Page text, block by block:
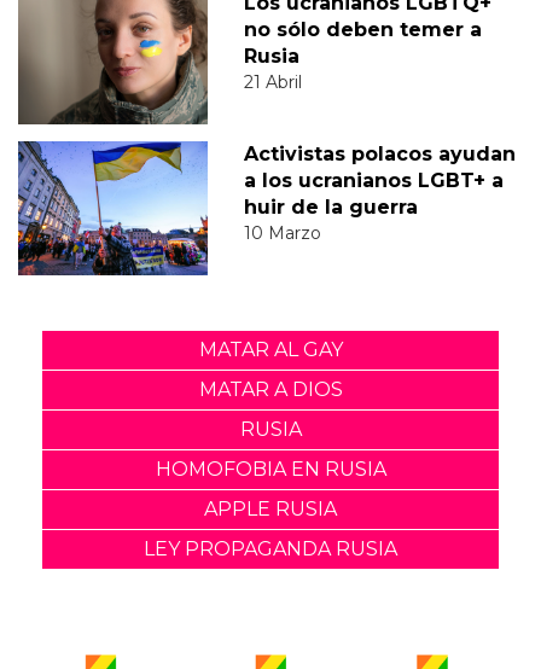
no sólo deben temer a
Rusia
21 Abril
Activistas polacos ayudan
a los ucranianos LGBT+ a
huir de la guerra
10 Marzo
MATAR AL GAY
MATAR A DIOS
RUSIA
HOMOFOBIA EN RUSIA
APPLE RUSIA
LEY PROPAGANDA RUSIA